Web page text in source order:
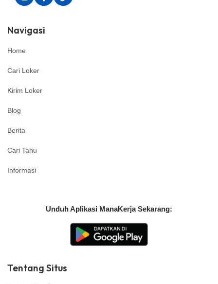
Navigasi
Home
Cari Loker
Kirim Loker
Blog
Berita
Cari Tahu
Informasi
Unduh Aplikasi ManaKerja Sekarang:
Tentang Situs